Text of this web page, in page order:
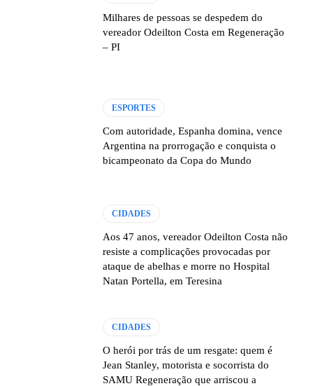
Milhares de pessoas se despedem do
vereador Odeilton Costa em Regeneração
– PI
ESPORTES
Com autoridade, Espanha domina, vence
Argentina na prorrogação e conquista o
bicampeonato da Copa do Mundo
CIDADES
Aos 47 anos, vereador Odeilton Costa não
resiste a complicações provocadas por
ataque de abelhas e morre no Hospital
Natan Portella, em Teresina
CIDADES
O herói por trás de um resgate: quem é
Jean Stanley, motorista e socorrista do
SAMU Regeneração que arriscou a